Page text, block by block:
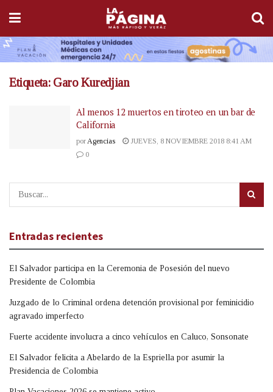
Etiqueta: Garo Kuredjian
Al menos 12 muertos en tiroteo en un bar de
California
por Agencias
JUEVES, 8 NOVIEMBRE 2018 8:41 AM
0
Entradas recientes
El Salvador participa en la Ceremonia de Posesión del nuevo
Presidente de Colombia
Juzgado de lo Criminal ordena detención provisional por feminicidio
agravado imperfecto
Fuerte accidente involucra a cinco vehículos en Caluco, Sonsonate
El Salvador felicita a Abelardo de la Espriella por asumir la
Presidencia de Colombia